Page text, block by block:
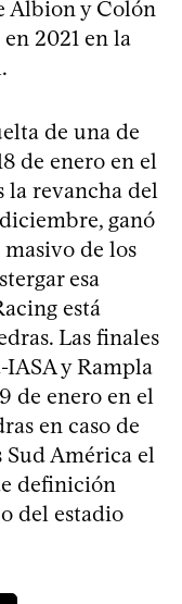
Albion y Colón
2021 en la
de una de
de enero en el
la revancha del
ganó
de los
esa
está
Las finales
y Rampla
de enero en el
en caso de
América el
definición
del estadio